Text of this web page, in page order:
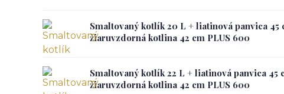
Smaltovaný kotlík 20 L + liatinová panvica 45
žiaruvzdorná kotlina 42 cm PLUS 600
Smaltovaný kotlík 22 L + liatinová panvica 45
žiaruvzdorná kotlina 42 cm PLUS 600